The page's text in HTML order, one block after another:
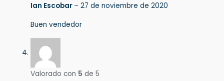
Ian Escobar – 27 de noviembre de 2020
Buen vendedor
Valorado con 5 de 5